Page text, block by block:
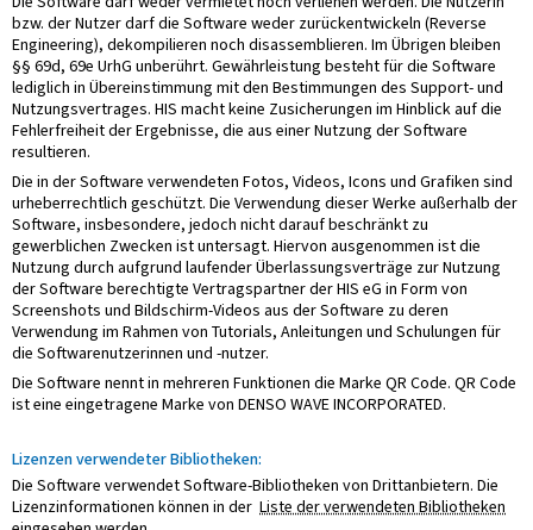
bzw. der Nutzer darf die Software weder zurückentwickeln (Reverse
Engineering), dekompilieren noch disassemblieren. Im Übrigen bleiben
§§ 69d, 69e UrhG unberührt. Gewährleistung besteht für die Software
lediglich in Übereinstimmung mit den Bestimmungen des Support- und
Nutzungsvertrages. HIS macht keine Zusicherungen im Hinblick auf die
Fehlerfreiheit der Ergebnisse, die aus einer Nutzung der Software
resultieren.
Die in der Software verwendeten Fotos, Videos, Icons und Grafiken sind
urheberrechtlich geschützt. Die Verwendung dieser Werke außerhalb der
Software, insbesondere, jedoch nicht darauf beschränkt zu
gewerblichen Zwecken ist untersagt. Hiervon ausgenommen ist die
Nutzung durch aufgrund laufender Überlassungsverträge zur Nutzung
der Software berechtigte Vertragspartner der HIS eG in Form von
Screenshots und Bildschirm-Videos aus der Software zu deren
Verwendung im Rahmen von Tutorials, Anleitungen und Schulungen für
die Softwarenutzerinnen und -nutzer.
Die Software nennt in mehreren Funktionen die Marke QR Code. QR Code
ist eine eingetragene Marke von DENSO WAVE INCORPORATED.
Lizenzen verwendeter Bibliotheken:
Die Software verwendet Software-Bibliotheken von Drittanbietern. Die
Lizenzinformationen können in der Liste der verwendeten Bibliotheken